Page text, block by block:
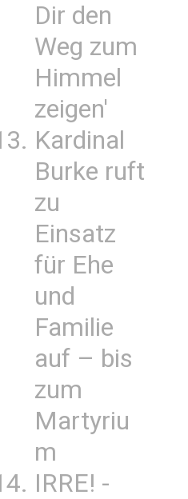
Dir den
Weg zum
Himmel
zeigen'
Kardinal
Burke ruft
zu
Einsatz
für Ehe
und
Familie
auf – bis
zum
Martyriu
m
IRRE! -